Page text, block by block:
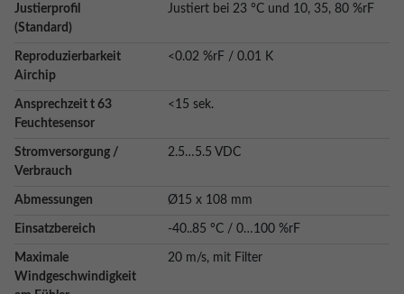
Justierprofil
(Standard)
Justiert bei 23 °C und 10, 35, 80 %rF
Reproduzierbarkeit
Airchip
<0.02 %rF / 0.01 K
Ansprechzeit t 63
Feuchtesensor
<15 sek.
Stromversorgung /
Verbrauch
2.5…5.5 VDC
Abmessungen Ø15 x 108 mm
Einsatzbereich -40..85 °C / 0…100 %rF
Maximale
Windgeschwindigkeit
20 m/s, mit Filter